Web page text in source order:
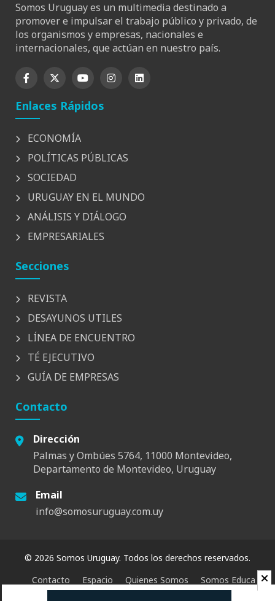
Somos Uruguay es un multimedia destinado a
promover e impulsar el trabajo público y privado, de
los organismos y empresas, nacionales e
internacionales, que actúan en nuestro país.
Enlaces Rápidos
ECONOMÍA
POLÍTICAS PÚBLICAS
SOCIEDAD
URUGUAY EN EL MUNDO
ANÁLISIS Y DIÁLOGO
EMPRESARIALES
Secciones
REVISTA
DESAYUNOS UTILES
LÍNEA DE ENCUENTRO
TÉ EJECUTIVO
GUÍA DE EMPRESAS
Contacto
Dirección
Palmas y Ombúes 5764, 11000 Montevideo,
Departamento de Montevideo, Uruguay
Email
info@somosuruguay.com.uy
© 2026 Somos Uruguay. Todos los derechos reservados.
Contacto
Espacio Quienes Somos Somos Educa